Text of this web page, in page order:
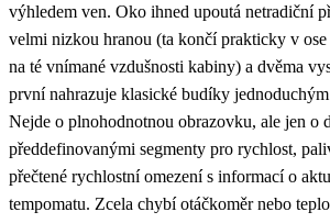
výhledem ven. Oko ihned upoutá netradiční
velmi nizkou hranou (ta končí prakticky v
na té vnímané vzdušnosti kabiny) a dvěma
první nahrazuje klasické budíky
Nejde o plnohodnotnou obrazovku, ale jen o
předdefinovanými segmenty pro rychlost,
přečtené rychlostní omezení s informací o
tempomatu. Zcela chybí otáčkoměr nebo